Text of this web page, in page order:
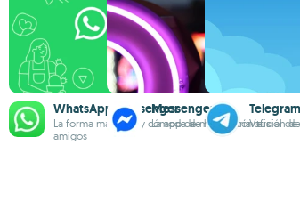
WhatsApp Messenger
La forma más fácil y cómoda de hablar con tus
amigos
Messenger
La app de mensajería oficial
Versión